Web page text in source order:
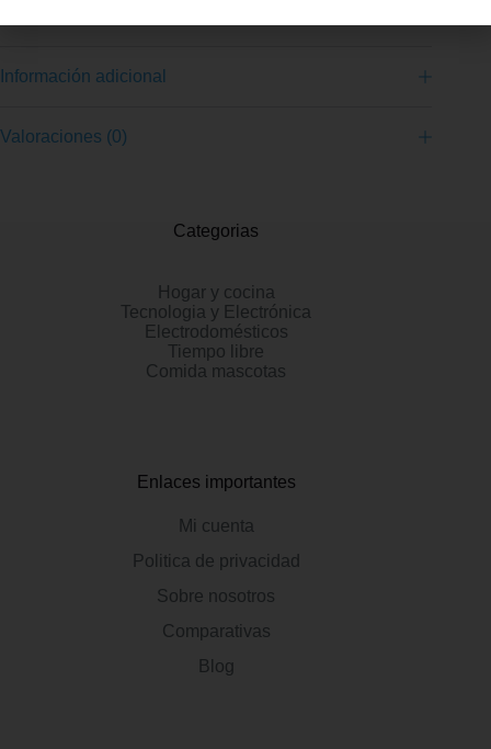
Información adicional
Valoraciones (0)
Categorias
Hogar y cocina
Tecnologia y Electrónica
Electrodomésticos
Tiempo libre
Comida mascotas
Enlaces importantes
Mi cuenta
Politica de privacidad
Sobre nosotros
Comparativas
Blog